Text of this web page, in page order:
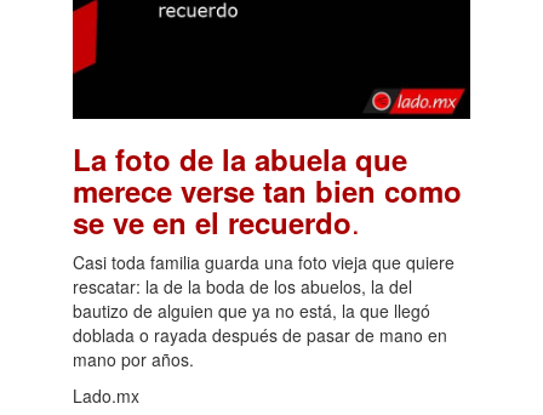
La foto de la abuela que
merece verse tan bien como
se ve en el recuerdo.
Casi toda familia guarda una foto vieja que quiere
rescatar: la de la boda de los abuelos, la del
bautizo de alguien que ya no está, la que llegó
doblada o rayada después de pasar de mano en
mano por años.
Lado.mx